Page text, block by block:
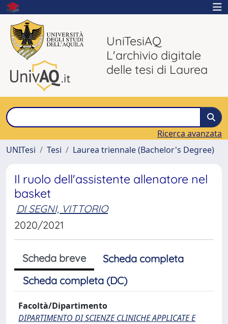
UniTesiAQ
L'archivio digitale
delle tesi di Laurea
Ricerca avanzata
UNITesi
Tesi Laurea triennale (Bachelor's Degree)
Il ruolo dell'assistente allenatore nel
basket
DI SEGNI, VITTORIO
2020/2021
Scheda breve
Scheda completa
Scheda completa (DC)
Facoltà/Dipartimento
DIPARTIMENTO DI SCIENZE CLINICHE APPLICATE E